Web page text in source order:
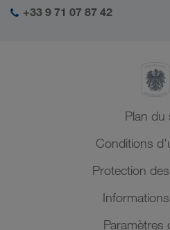
Afrique du Nord
+33 9 71 07 87 42
Plan du
Conditions
Protection
Paramètres